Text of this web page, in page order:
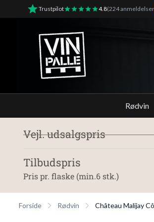
Trustpilot 4.8(224
Vinpalle - Forside
Rødvin
Vejl. udsalgspris
Tilbudspris
Pris pr. flaske (min.6 stk.)
Forside Rødvin Château Malijay